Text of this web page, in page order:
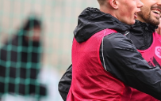
Biznes